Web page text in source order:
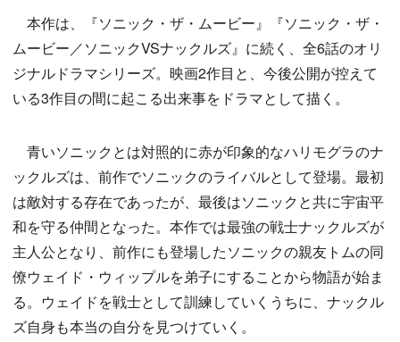
本作は、『ソニック・ザ・ムービー』『ソニック・ザ・
ムービー／ソニックVSナックルズ』に続く、全6話のオリ
ジナルドラマシリーズ。映画2作目と、今後公開が控えて
いる3作目の間に起こる出来事をドラマとして描く。
青いソニックとは対照的に赤が印象的なハリモグラのナ
ックルズは、前作でソニックのライバルとして登場。最初
は敵対する存在であったが、最後はソニックと共に宇宙平
和を守る仲間となった。本作では最強の戦士ナックルズが
主人公となり、前作にも登場したソニックの親友トムの同
僚ウェイド・ウィップルを弟子にすることから物語が始ま
る。ウェイドを戦士として訓練していくうちに、ナックル
ズ自身も本当の自分を見つけていく。